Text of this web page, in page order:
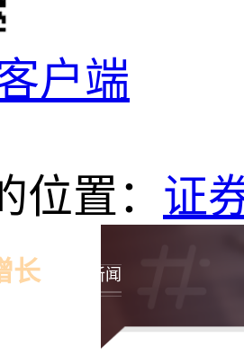
户端
位置： 证
长 相关新闻